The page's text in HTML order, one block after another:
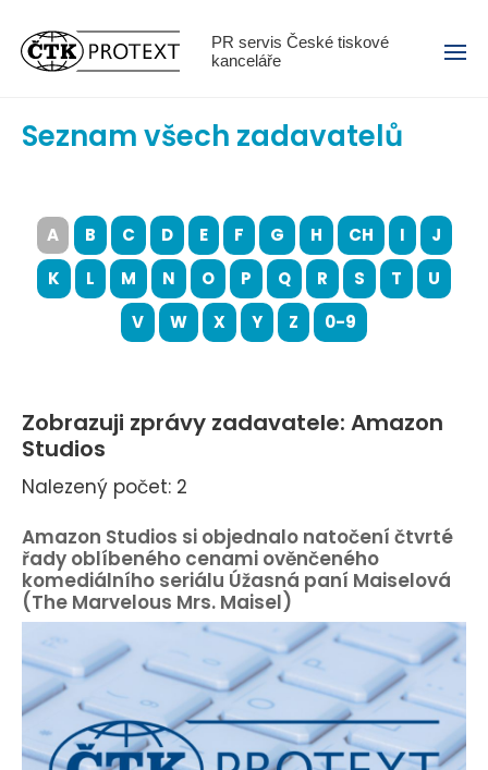
PR servis České tiskové
kanceláře
Menu
Seznam všech zadavatelů
A B C D E F G H CH I
J
K
L M N O P Q R S T
U
V
W X Y Z 0-9
Zobrazuji zprávy zadavatele: Amazon
Studios
Nalezený počet: 2
Amazon Studios si objednalo natočení čtvrté
řady oblíbeného cenami ověnčeného
komediálního seriálu Úžasná paní Maiselová
(The Marvelous Mrs. Maisel)